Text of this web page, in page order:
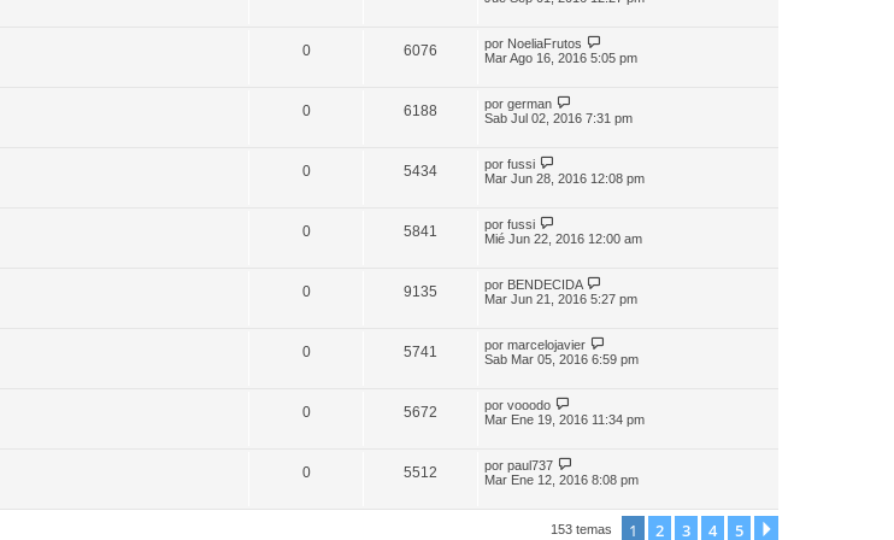
0 6076 por NoeliaFrutos
Mar Ago 16, 2016 5:05 pm
0 6188 por german
Sab Jul 02, 2016 7:31 pm
0 5434 por fussi
Mar Jun 28, 2016 12:08 pm
0 5841 por fussi
Mié Jun 22, 2016 12:00 am
0 9135 por BENDECIDA
Mar Jun 21, 2016 5:27 pm
0 5741 por marcelojavier
Sab Mar 05, 2016 6:59 pm
0 5672 por vooodo
Mar Ene 19, 2016 11:34 pm
0 5512 por paul737
Mar Ene 12, 2016 8:08 pm
153 temas 1 2 3 4 5